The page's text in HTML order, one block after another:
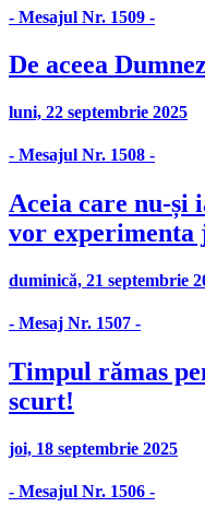
- Mesajul Nr. 1509 -
De aceea
luni, 22 septembrie 2025
- Mesajul Nr. 1508 -
Aceia care nu-și
vor
duminică, 21 septembrie
- Mesaj Nr. 1507 -
Timpul rămas
scurt!
joi, 18 septembrie 2025
- Mesajul Nr. 1506 -